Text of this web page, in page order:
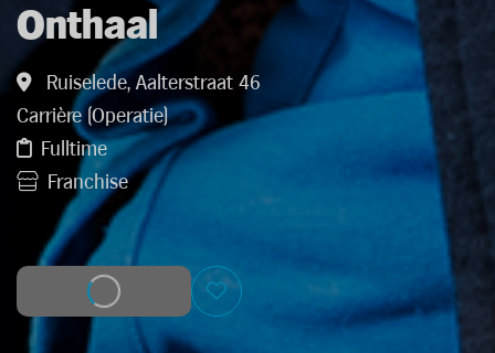
Onthaal
Ruiselede, Aalterstraat 46
Carrière (Operatie)
Fulltime
Franchise
Solliciteer